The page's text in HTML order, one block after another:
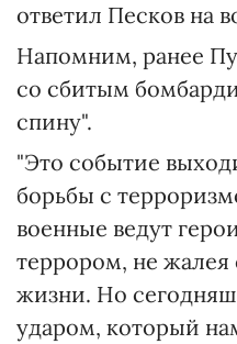
ответил Песков на
Напомним, ранее
со сбитым
спину".
"Это событие
борьбы с
военные ведут
террором, не жалея
жизни. Но
ударом, который